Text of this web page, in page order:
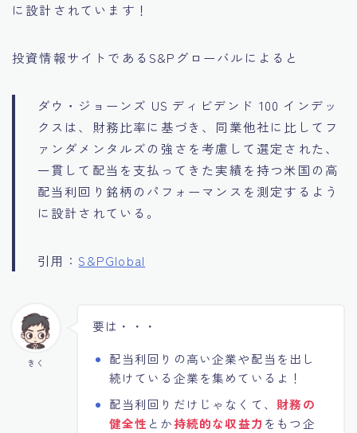
に設計されています！
投資情報サイトであるS&Pグローバルによると
ダウ・ジョーンズ US ディビデンド 100 インデッ
クスは、財務比率に基づき、同業他社に比してフ
ァンダメンタルズの強さを考慮して選定された、
一貫して配当を支払ってきた実績を持つ米国の高
配当利回り銘柄のパフォーマンスを測定するよう
に設計されている。
引用： S&PGlobal
きく
要は・・・
配当利回りの高い企業や配当を出し
続けている企業を集めているよ！
配当利回りだけじゃなくて、財務の
健全性 とか持続的な収益力 をもつ企